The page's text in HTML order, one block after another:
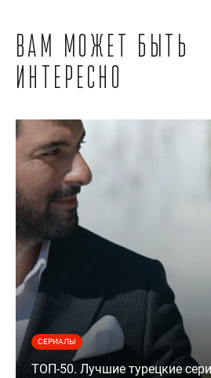
Вам может быть
интересно
СЕРИАЛЫ
ТОП-50. Лучшие турецкие